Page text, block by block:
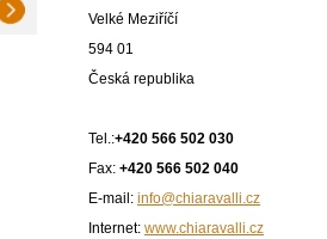
Velké Meziříčí
594 01
Česká republika
Tel.:+420 566 502 030
Fax: +420 566 502 040
E-mail: info@chiaravalli.cz
Internet: www.chiaravalli.cz